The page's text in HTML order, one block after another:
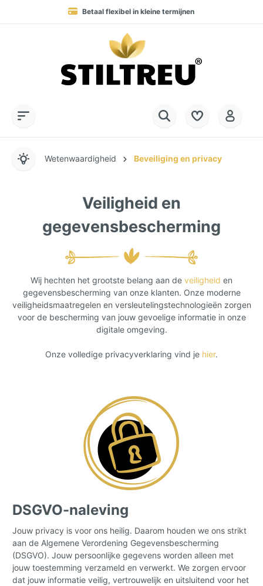
Betaal flexibel in kleine termijnen
Levering in 1-4 werkdagen naar DE, AT & NL
+49 (0) 28 32 - 408 990 0
Permanent hoge beschikbaarheid van goederen
SSL-gecodeerd online winkelen
Wetenwaardigheid Beveiliging en privacy
Veiligheid en
gegevensbescherming
Wij hechten het grootste belang aan de veiligheid en
gegevensbescherming van onze klanten. Onze moderne
veiligheidsmaatregelen en versleutelingstechnologieën zorgen
voor de bescherming van jouw gevoelige informatie in onze
digitale omgeving.
Onze volledige privacyverklaring vind je hier.
DSGVO-naleving
Jouw privacy is voor ons heilig. Daarom houden we ons strikt
aan de Algemene Verordening Gegevensbescherming
(DSGVO). Jouw persoonlijke gegevens worden alleen met
jouw toestemming verzameld en verwerkt. We zorgen ervoor
dat jouw informatie veilig, vertrouwelijk en uitsluitend voor het